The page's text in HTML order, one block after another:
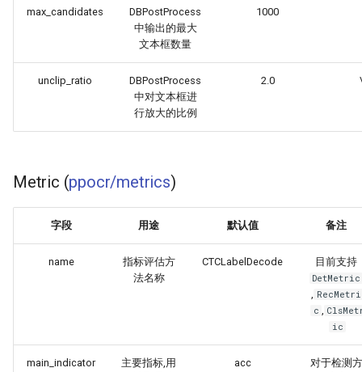
max_candidates
DBPostProcess
中输出的最大
文本框数量
1000
unclip_ratio
DBPostProcess
中对文本框进
行放大的比例
2.0
Metric (ppocr/metrics)
字段 用途 默认值 备注
name
指标评估方
法名称
CTCLabelDecode 目前支持
DetMetric
, RecMetri
c ,
ic
main_indicator
主要指标,用
acc
对于检测方